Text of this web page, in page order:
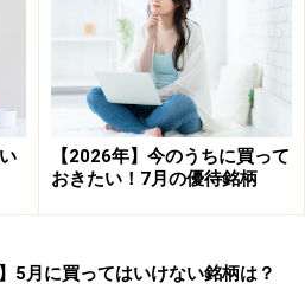
ファイナンスより。拡大画像
ャートは、過去の株価の動き
方、駅探（3646）のチャート
過去の値動きはわずかしか表示
IPO株のチャートは上場後間
【2026年】今のうちに買って
おきたい！7月の優待銘柄
5月に買ってはいけない銘柄は？